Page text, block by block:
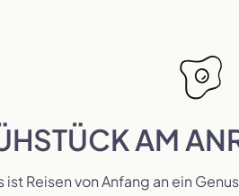
AM
ist Reisen von Anfang an ein